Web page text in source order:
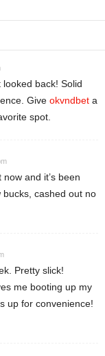
looked back! Solid
Give okvndbet a
spot.
and it’s been
cashed out no
Pretty slick!
me booting up my
up for convenience!